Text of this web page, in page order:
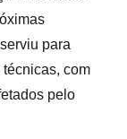
para
com
pelo